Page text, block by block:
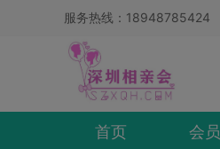
服务热线：18948785424
首页 会员